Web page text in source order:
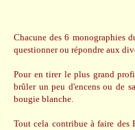
Chacune des 6 monographies
questionner ou répondre aux
Pour en tirer le plus grand
brûler un peu d'encens ou de
bougie blanche.
Tout cela contribue à faire des